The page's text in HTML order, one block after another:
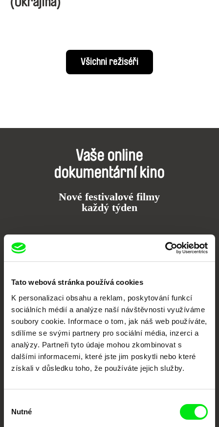
Tato webová stránka používá cookies
K personalizaci obsahu a reklam, poskytování funkcí
sociálních médií a analýze naší návštěvnosti využíváme
soubory cookie. Informace o tom, jak náš web používáte,
sdílíme se svými partnery pro sociální média, inzerci a
analýzy. Partneři tyto údaje mohou zkombinovat s
dalšími informacemi, které jste jim poskytli nebo které
získali v důsledku toho, že používáte jejich služby.
souhlasu
Nutné
Všichni režiséři
Vaše online
dokumentární kino
Nové festivalové filmy
každý týden
festivalů dokumentárního filmu sdružených do Doc Alliance. Naším cílem je
posouvat hranice dokumentárního filmu, propagovat jeho rozmanitost a
podporovat kvalitní autorské filmy.
CPH:DOX Doclisboa
Millennium Docs
DOK Leipzig